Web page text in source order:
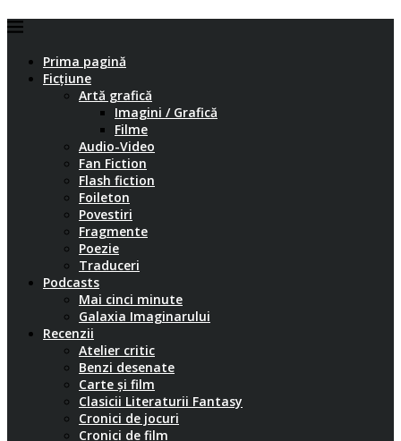
Prima pagină
Ficțiune
Artă grafică
Imagini / Grafică
Filme
Audio-Video
Fan Fiction
Flash fiction
Foileton
Povestiri
Fragmente
Poezie
Traduceri
Podcasts
Mai cinci minute
Galaxia Imaginarului
Recenzii
Atelier critic
Benzi desenate
Carte și film
Clasicii Literaturii Fantasy
Cronici de jocuri
Cronici de film